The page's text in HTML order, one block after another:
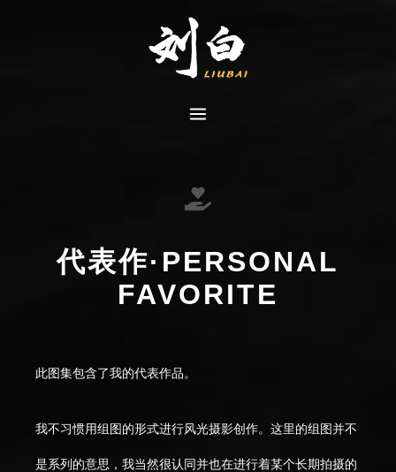
代表作·PERSONAL
FAVORITE
此图集包含了我的代表作品。
我不习惯用组图的形式进行风光摄影创作。这里的组图并不
是系列的意思，我当然很认同并也在进行着某个长期拍摄的